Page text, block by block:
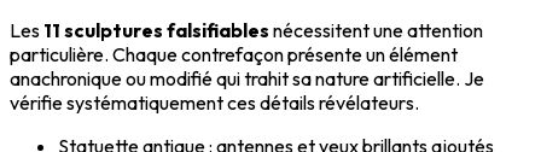
Les 11 sculptures falsifiables nécessitent une attention
particulière. Chaque contrefaçon présente un élément
anachronique ou modifié qui trahit sa nature artificielle. Je
vérifie systématiquement ces détails révélateurs.
Statuette antique : antennes et yeux brillants ajoutés